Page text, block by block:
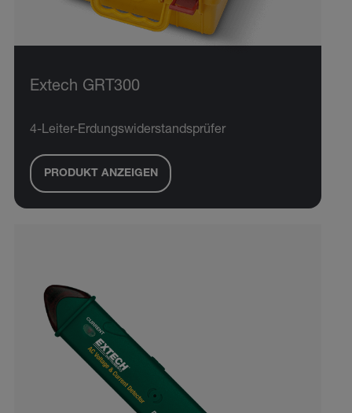
Extech GRT300
4-Leiter-Erdungswiderstandsprüfer
PRODUKT ANZEIGEN